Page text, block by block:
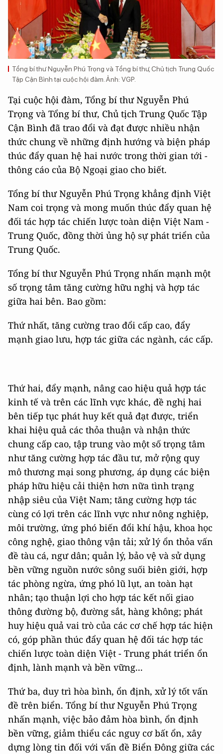
Tổng bí thư Nguyễn Phú Trọng và Tổng bí thư, Chủ tịch Trung Quốc
Tập Cận Bình tại cuộc hội đàm. Ảnh: VGP.
Tại cuộc hội đàm, Tổng bí thư Nguyễn Phú
Trọng và Tổng bí thư, Chủ tịch Trung Quốc Tập
Cận Bình đã trao đổi và đạt được nhiều nhận
thức chung về những định hướng và biện pháp
thúc đẩy quan hệ hai nước trong thời gian tới -
thông cáo của Bộ Ngoại giao cho biết.
Tổng bí thư Nguyễn Phú Trọng khẳng định Việt
Nam coi trọng và mong muốn thúc đẩy quan hệ
đối tác hợp tác chiến lược toàn diện Việt Nam -
Trung Quốc, đồng thời ủng hộ sự phát triển của
Trung Quốc.
Tổng bí thư Nguyễn Phú Trọng nhấn mạnh một
số trọng tâm tăng cường hữu nghị và hợp tác
giữa hai bên. Bao gồm:
Thứ nhất, tăng cường trao đổi cấp cao, đẩy
mạnh giao lưu, hợp tác giữa các ngành, các cấp.
Thứ hai, đẩy mạnh, nâng cao hiệu quả hợp tác
kinh tế và trên các lĩnh vực khác, đề nghị hai
bên tiếp tục phát huy kết quả đạt được, triển
khai hiệu quả các thỏa thuận và nhận thức
chung cấp cao, tập trung vào một số trọng tâm
như tăng cường hợp tác đầu tư, mở rộng quy
mô thương mại song phương, áp dụng các biện
pháp hữu hiệu cải thiện hơn nữa tình trạng
nhập siêu của Việt Nam; tăng cường hợp tác
cùng có lợi trên các lĩnh vực như nông nghiệp,
môi trường, ứng phó biến đổi khí hậu, khoa học
công nghệ, giao thông vận tải; xử lý ổn thỏa vấn
đề tàu cá, ngư dân; quản lý, bảo vệ và sử dụng
bền vững nguồn nước sông suối biên giới, hợp
tác phòng ngừa, ứng phó lũ lụt, an toàn hạt
nhân; tạo thuận lợi cho hợp tác kết nối giao
thông đường bộ, đường sắt, hàng không; phát
huy hiệu quả vai trò của các cơ chế hợp tác hiện
có, góp phần thúc đẩy quan hệ đối tác hợp tác
chiến lược toàn diện Việt - Trung phát triển ổn
định, lành mạnh và bền vững...
Thứ ba, duy trì hòa bình, ổn định, xử lý tốt vấn
đề trên biển. Tổng bí thư Nguyễn Phú Trọng
nhấn mạnh, việc bảo đảm hòa bình, ổn định
bền vững, giảm thiểu các nguy cơ bất ổn, xây
dựng lòng tin đối với vấn đề Biển Đông giữa các